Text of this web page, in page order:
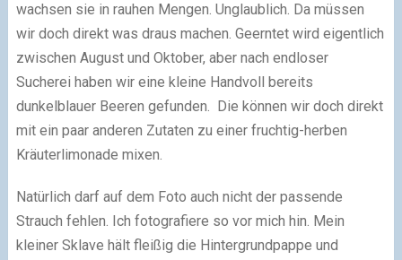
wachsen sie in rauhen Mengen. Unglaublich. Da müssen
wir doch direkt was draus machen. Geerntet wird eigentlich
zwischen August und Oktober, aber nach endloser
Sucherei haben wir eine kleine Handvoll bereits
dunkelblauer Beeren gefunden. Die können wir doch direkt
mit ein paar anderen Zutaten zu einer fruchtig-herben
Kräuterlimonade mixen.
Natürlich darf auf dem Foto auch nicht der passende
Strauch fehlen. Ich fotografiere so vor mich hin. Mein
kleiner Sklave hält fleißig die Hintergrundpappe und